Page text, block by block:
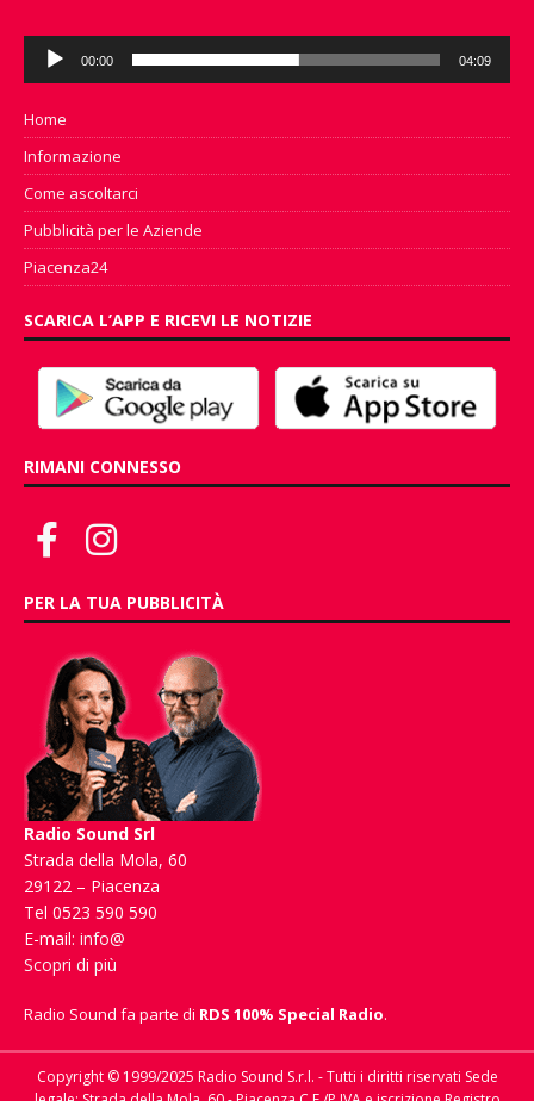
Audio
Player
00:00 04:09
Home
Informazione
Come ascoltarci
Pubblicità per le Aziende
Piacenza24
SCARICA L’APP E RICEVI LE NOTIZIE
RIMANI CONNESSO
PER LA TUA PUBBLICITÀ
Radio Sound Srl
Strada della Mola, 60
29122 – Piacenza
Tel 0523 590 590
E-mail: info@
Scopri di più
Radio Sound fa parte di RDS 100% Special Radio.
Copyright © 1999/2025 Radio Sound S.r.l. - Tutti i diritti riservati Sede